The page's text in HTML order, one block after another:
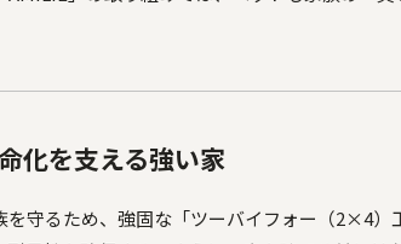
化を支える強い家
を守るため、強固な「ツーバイフォー（2×4）